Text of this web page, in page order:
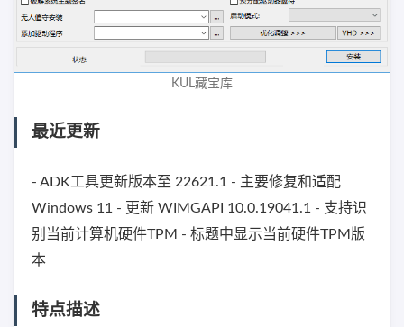
KUL藏宝库
最近更新
- ADK工具更新版本至 22621.1 - 主要修复和适配
Windows 11 - 更新 WIMGAPI 10.0.19041.1 - 支持识
别当前计算机硬件TPM - 标题中显示当前硬件TPM版
本
特点描述